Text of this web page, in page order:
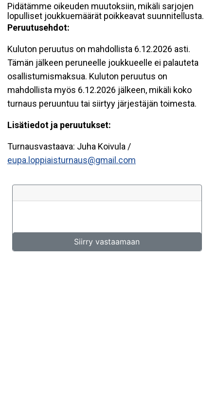
Pidätämme oikeuden muutoksiin, mikäli sarjojen
lopulliset joukkuemäärät poikkeavat suunnitellusta.
Peruutusehdot:
Kuluton peruutus on mahdollista 6.12.2026 asti.
Tämän jälkeen peruneelle joukkueelle ei palauteta
osallistumismaksua. Kuluton peruutus on
mahdollista myös 6.12.2026 jälkeen, mikäli koko
turnaus peruuntuu tai siirtyy järjestäjän toimesta.
Lisätiedot ja peruutukset:
Turnausvastaava: Juha Koivula /
eupa.loppiaisturnaus@gmail.com